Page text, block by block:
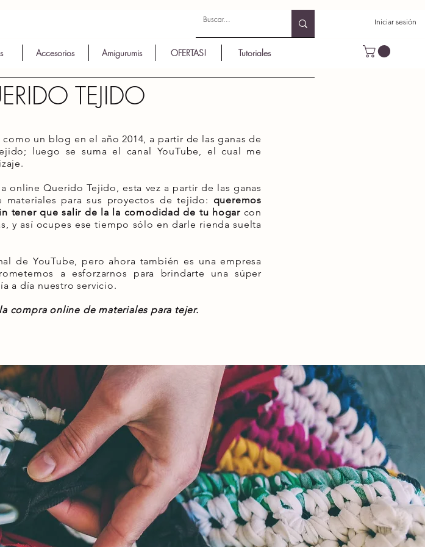
Iniciar sesión
Accesorios Amigurumis OFERTAS! Tutoriales
TEJIDO
un blog en el año 2014, a partir de las ganas de
luego se suma el canal YouTube, el cual me
online Querido Tejido, esta vez a partir de las ganas
para sus proyectos de tejido: queremos
tener que salir de la la comodidad de tu hogarcon
y así ocupes ese tiempo sólo en darle rienda suelta
de YouTube, pero ahora también es una empresa
a esforzarnos para brindarte una súper
a día nuestro servicio.
compra online de materiales para tejer.